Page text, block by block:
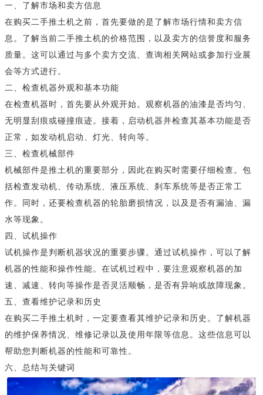
一、了解市场和卖方信息
在购买二手推土机之前，首先要做的是了解市场行情和卖方信
息。了解当前二手推土机的价格范围，以及卖方的信誉度和服务
质量。这可以通过与多个卖方交流、查询相关网站或参加行业展
会等方式进行。
二、检查机器外观和基本功能
在检查机器时，首先要从外观开始。观察机器的油漆是否均匀、
无明显刮痕或碰撞痕迹。接着，启动机器并检查其基本功能是否
正常，如发动机启动、灯光、转向等。
三、检查机械部件
机械部件是推土机的重要部分，因此在购买时需要仔细检查。包
括检查发动机、传动系统、液压系统、刹车系统等是否正常工
作。同时，还要检查机器的轮胎磨损情况，以及是否有漏油、漏
水等现象。
四、试机操作
试机操作是判断机器状况的重要步骤。通过试机操作，可以了解
机器的性能和操作性能。在试机过程中，要注意观察机器的加
速、减速、转向等操作是否灵活顺畅，是否有异响或故障现象。
五、查看维护记录和历史
在购买二手推土机时，一定要查看其维护记录和历史。了解机器
的维护保养情况、维修记录以及使用年限等信息。这些信息可以
帮助您判断机器的性能和可靠性。
六、总结与关键词